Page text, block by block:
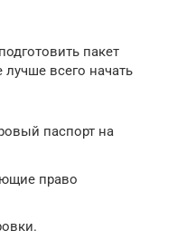
пакет
всего начать
паспорт на
право